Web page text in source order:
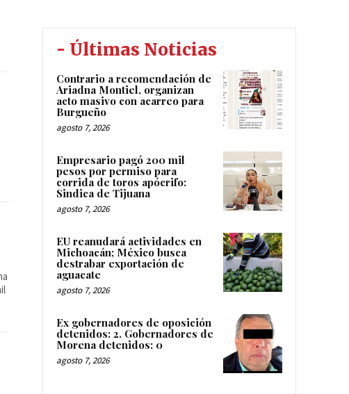
- Últimas Noticias
Contrario a recomendación de
Ariadna Montiel, organizan
acto masivo con acarreo para
Burgueño
agosto 7, 2026
Empresario pagó 200 mil
pesos por permiso para
corrida de toros apócrifo:
Sindica de Tijuana
agosto 7, 2026
EU reanudará actividades en
Michoacán; México busca
destrabar exportación de
aguacate
agosto 7, 2026
Ex gobernadores de oposición
detenidos: 2. Gobernadores de
Morena detenidos: 0
agosto 7, 2026